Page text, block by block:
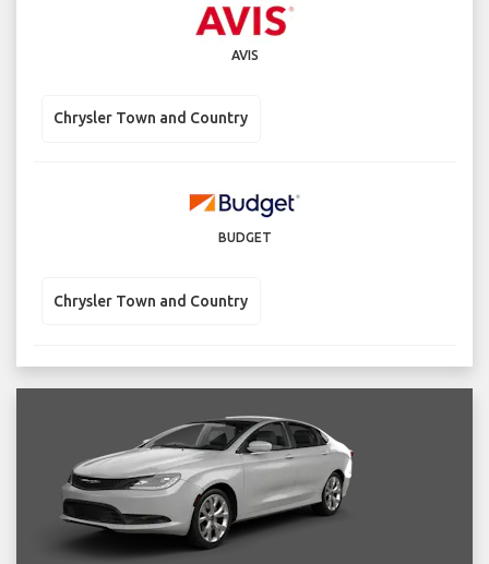
AVIS
Chrysler Town and Country
BUDGET
Chrysler Town and Country